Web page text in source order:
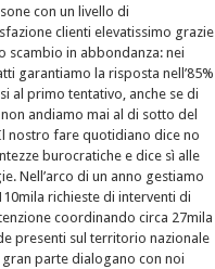
con un livello di
clienti elevatissimo grazie
scambio in abbondanza: nei
garantiamo la risposta nell’85%
al primo tentativo, anche se di
andiamo mai al di sotto del
nostro fare quotidiano dice no
burocratiche e dice sì alle
Nell’arco di un anno gestiamo
richieste di interventi di
coordinando circa 27mila
presenti sul territorio nazionale
gran parte dialogano con noi